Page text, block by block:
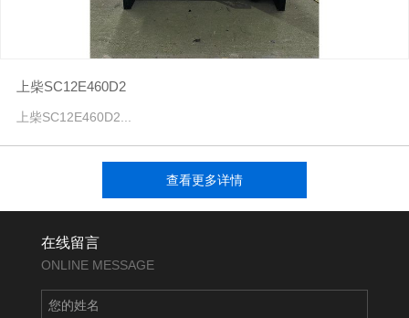
上柴SC12E460D2
上柴SC12E460D2...
查看更多详情
在线留言
ONLINE MESSAGE